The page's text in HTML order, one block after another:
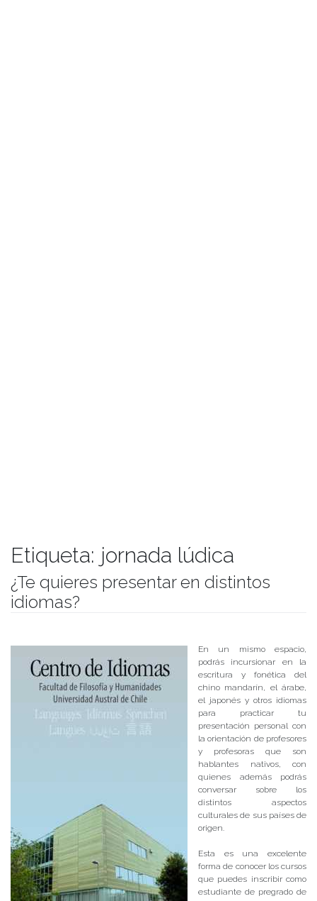
Etiqueta: jornada lúdica
¿Te quieres presentar en distintos
idiomas?
En un mismo espacio,
podrás incursionar en la
escritura y fonética del
chino mandarín, el árabe,
el japonés y otros idiomas
para practicar tu
presentación personal con
la orientación de profesores
y profesoras que son
hablantes nativos, con
quienes además podrás
conversar sobre los
distintos aspectos
culturales de sus países de
origen.
Esta es una excelente
forma de conocer los cursos
que puedes inscribir como
estudiante de pregrado de